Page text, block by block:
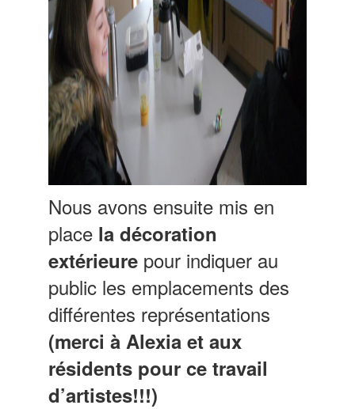
Nous avons ensuite mis en
place la décoration
extérieure pour indiquer au
public les emplacements des
différentes représentations
(merci à Alexia et aux
résidents pour ce travail
d’artistes!!!)